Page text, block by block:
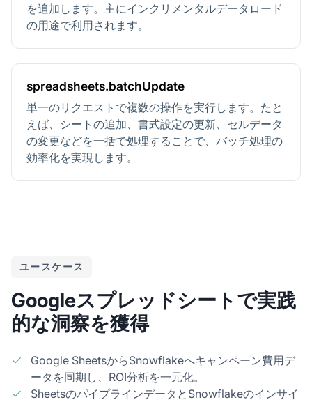
を追加します。主にインクリメンタルデータロード
の用途で利用されます。
spreadsheets.batchUpdate
単一のリクエストで複数の操作を実行します。たと
えば、シートの追加、書式設定の更新、セルデータ
の変更などを一括で処理することで、バッチ処理の
効率化を実現します。
ユースケース
Googleスプレッドシートで実践
的な洞察を獲得
Google SheetsからSnowflakeへキャンペーン費用デ
ータを同期し、ROI分析を一元化。
SheetsのパイプラインデータとSnowflakeのインサイ